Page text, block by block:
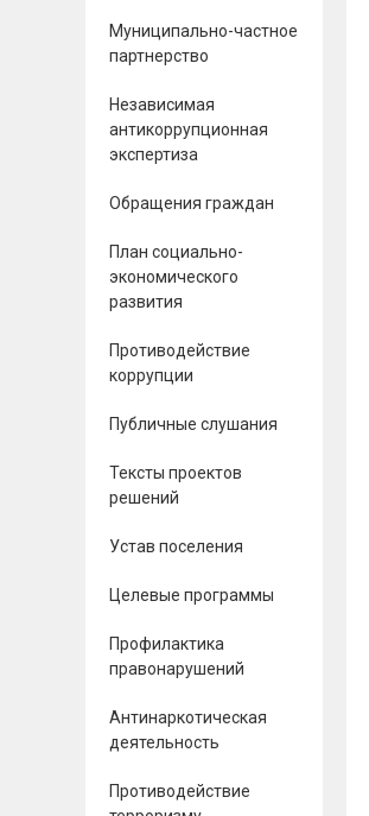
Муниципально-частное
партнерство
Независимая
антикоррупционная
экспертиза
Обращения граждан
План социально-
экономического
развития
Противодействие
коррупции
Публичные слушания
Тексты проектов
решений
Устав поселения
Целевые программы
Профилактика
правонарушений
Антинаркотическая
деятельность
Противодействие